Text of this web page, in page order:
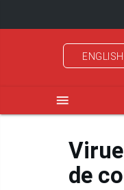
ENGLISH
menu
de